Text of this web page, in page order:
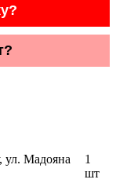
Мадояна
1
шт